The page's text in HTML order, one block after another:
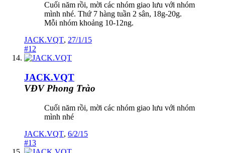
Cuối năm rồi, mời các nhóm giao lưu với nhóm
mình nhé. Thứ 7 hàng tuần 2 sân, 18g-20g.
Mỗi nhóm khoảng 10-12ng.
JACK.VQT, 27/1/15
#12
JACK.VQT
VĐV Phong Trào
Cuối năm rồi, mời các nhóm giao lưu với nhóm
mình nhé
JACK.VQT, 6/2/15
#13